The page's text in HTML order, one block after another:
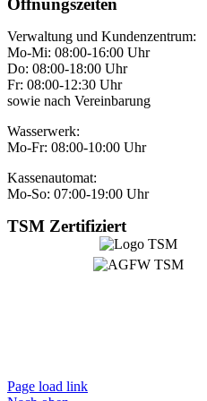
Öffnungszeiten
Verwaltung und Kundenzentrum:
Mo-Mi: 08:00-16:00 Uhr
Do: 08:00-18:00 Uhr
Fr: 08:00-12:30 Uhr
sowie nach Vereinbarung
Wasserwerk:
Mo-Fr: 08:00-10:00 Uhr
Kassenautomat:
Mo-So: 07:00-19:00 Uhr
TSM Zertifiziert
Page load link